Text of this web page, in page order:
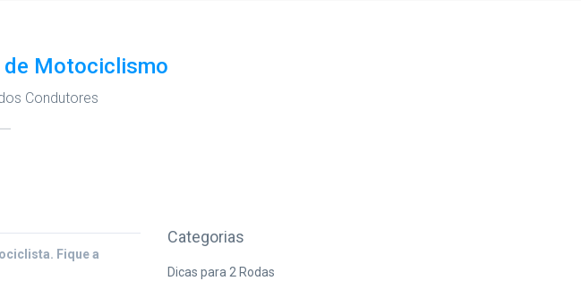
de Motociclismo
Condutores
Fique a
Categorias
Dicas para 2 Rodas